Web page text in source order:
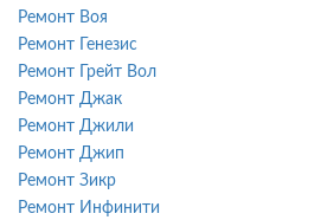
Ремонт Воя
Ремонт Генезис
Ремонт Грейт Вол
Ремонт Джак
Ремонт Джили
Ремонт Джип
Ремонт Зикр
Ремонт Инфинити